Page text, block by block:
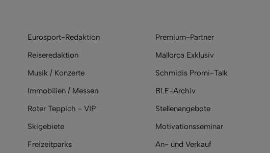
Eurosport-Redaktion
Reiseredaktion
Musik / Konzerte
Immobilien / Messen
Roter Teppich - VIP
Skigebiete
Freizeitparks
Premium-Partner
Mallorca Exklusiv
Schmidis Promi-Talk
BLE-Archiv
Stellenangebote
Motivationsseminar
An- und Verkauf